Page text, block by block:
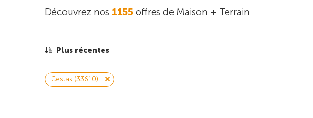
Découvrez nos 1155 offres de Maison + Terrain
Plus récentes
Cestas (33610)